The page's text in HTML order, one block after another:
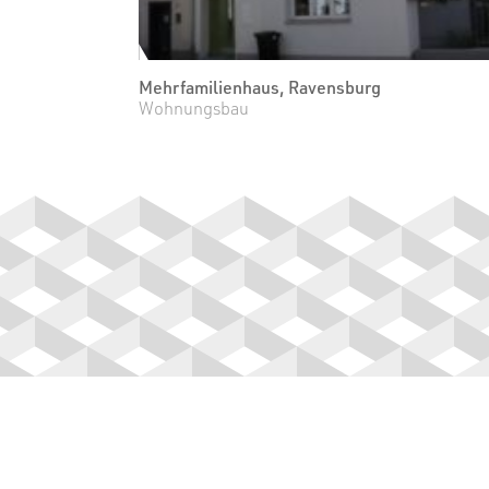
Mehrfamilienhaus, Ravensburg
Wohnungsbau